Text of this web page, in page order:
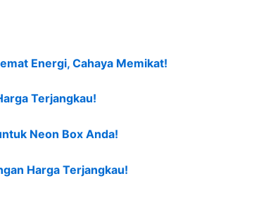
Energi, Cahaya Memikat!
Terjangkau!
Neon Box Anda!
Harga Terjangkau!